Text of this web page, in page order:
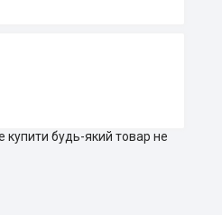
купити будь-який товар не